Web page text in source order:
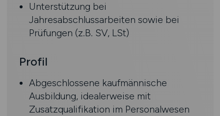
Unterstützung bei
Jahresabschlussarbeiten sowie bei
Prüfungen (z.B. SV, LSt)
Profil
Abgeschlossene kaufmännische
Ausbildung, idealerweise mit
Zusatzqualifikation im Personalwesen